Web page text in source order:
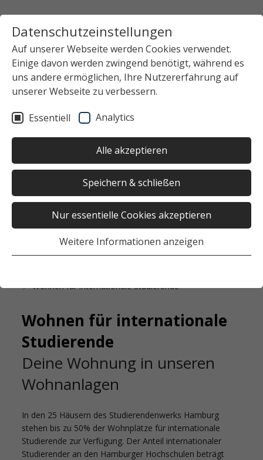
Datenschutzeinstellungen
Auf unserer Webseite werden Cookies verwendet.
Einige davon werden zwingend benötigt, während es
uns andere ermöglichen, Ihre Nutzererfahrung auf
unserer Webseite zu verbessern.
Essentiell Analytics
Alle akzeptieren
Speichern & schließen
Nur essentielle Cookies akzeptieren
Weitere Informationen anzeigen
Wohnen für internationale Studierende
Wohnen für internationale
Studierende
Deine Wohnung in unseren
Wohnanlagen
In den 25 Häusern des Studierendenwerks Hamburg
stehen bis zu 50% der Wohnplätze für internationale
Studierende zur Verfügung. Der Anteil internationaler
Studierender an den Hamburger Hochschulen beträgt